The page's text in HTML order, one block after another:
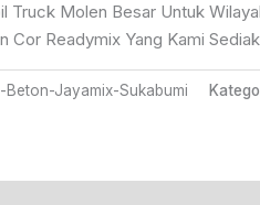
Truck Molen Besar Untuk
Cor Readymix Yang Kami
Beton-Jayamix-Sukabumi